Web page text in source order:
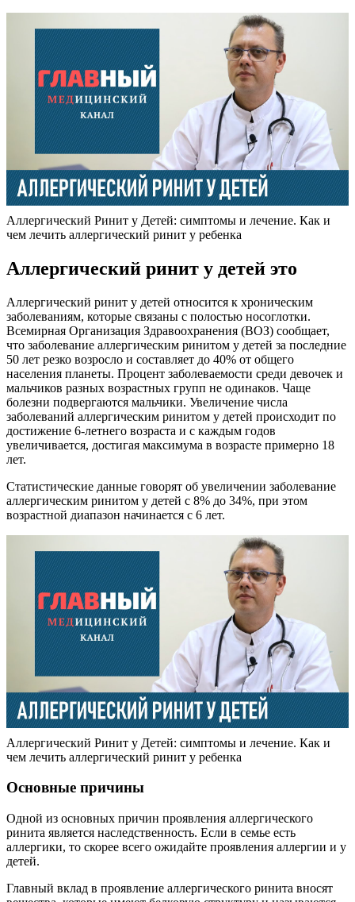
Аллергический Ринит у Детей: симптомы и лечение. Как и
чем лечить аллергический ринит у ребенка
Аллергический ринит у детей это
Аллергический ринит у детей относится к хроническим
заболеваниям, которые связаны с полостью носоглотки.
Всемирная Организация Здравоохранения (ВОЗ) сообщает,
что заболевание аллергическим ринитом у детей за последние
50 лет резко возросло и составляет до 40% от общего
населения планеты. Процент заболеваемости среди девочек и
мальчиков разных возрастных групп не одинаков. Чаще
болезни подвергаются мальчики. Увеличение числа
заболеваний аллергическим ринитом у детей происходит по
достижение 6-летнего возраста и с каждым годов
увеличивается, достигая максимума в возрасте примерно 18
лет.
Статистические данные говорят об увеличении заболевание
аллергическим ринитом у детей с 8% до 34%, при этом
возрастной диапазон начинается с 6 лет.
Аллергический Ринит у Детей: симптомы и лечение. Как и
чем лечить аллергический ринит у ребенка
Основные причины
Одной из основных причин проявления аллергического
ринита является наследственность. Если в семье есть
аллергики, то скорее всего ожидайте проявления аллергии и у
детей.
Главный вклад в проявление аллергического ринита вносят